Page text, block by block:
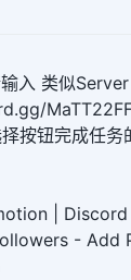
入 类似
按钮完成任务
| Discord
- Add